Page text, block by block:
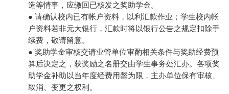
造等情事，应缴回已核发之奖助学金。
● 请确认校内已有帐户资料，以利汇款作业；学生校内帐
户资料若非元大银行，汇款时将以银行公告之规定扣除手
续费，敬请留意。
● 奖助学金审核交请业管单位审酌相关条件与奖助经费预
算后决定之，获奖励之名册交由学生事务处汇办。各项奖
助学金补助以当年度经费用罄为限，主办单位保有审核、
取消、变更之权利。